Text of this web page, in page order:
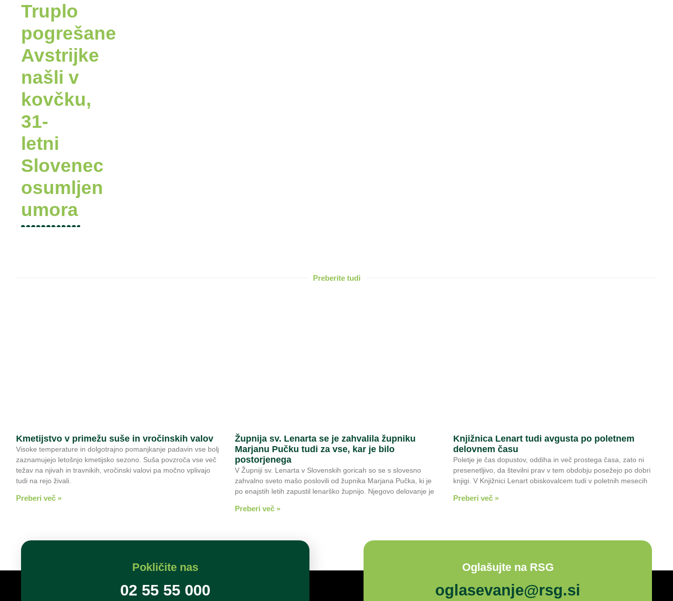
Truplo
pogrešane
Avstrijke
našli v
kovčku,
31-
letni
Slovenec
osumljen
umora
Preberite tudi
Kmetijstvo v primežu suše in vročinskih valov
Visoke temperature in dolgotrajno pomanjkanje padavin vse bolj
zaznamujejo letošnjo kmetijsko sezono. Suša povzroča vse več
težav na njivah in travnikih, vročinski valovi pa močno vplivajo
tudi na rejo živali.
Preberi več »
Župnija sv. Lenarta se je zahvalila župniku
Marjanu Pučku tudi za vse, kar je bilo
postorjenega
V Župniji sv. Lenarta v Slovenskih goricah so se s slovesno
zahvalno sveto mašo poslovili od župnika Marjana Pučka, ki je
po enajstih letih zapustil lenarško župnijo. Njegovo delovanje je
Preberi več »
Knjižnica Lenart tudi avgusta po poletnem
delovnem času
Poletje je čas dopustov, oddiha in več prostega časa, zato ni
presenetljivo, da številni prav v tem obdobju posežejo po dobri
knjigi. V Knjižnici Lenart obiskovalcem tudi v poletnih mesecih
Preberi več »
Pokličite nas
02 55 55 000
Oglašujte na RSG
oglasevanje@rsg.si